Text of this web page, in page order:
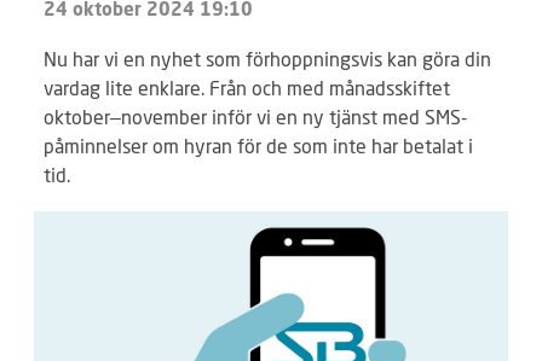
24 oktober 2024 19:10
Nu har vi en nyhet som förhoppningsvis kan göra din
vardag lite enklare. Från och med månadsskiftet
oktober–november inför vi en ny tjänst med SMS-
påminnelser om hyran för de som inte har betalat i
tid.